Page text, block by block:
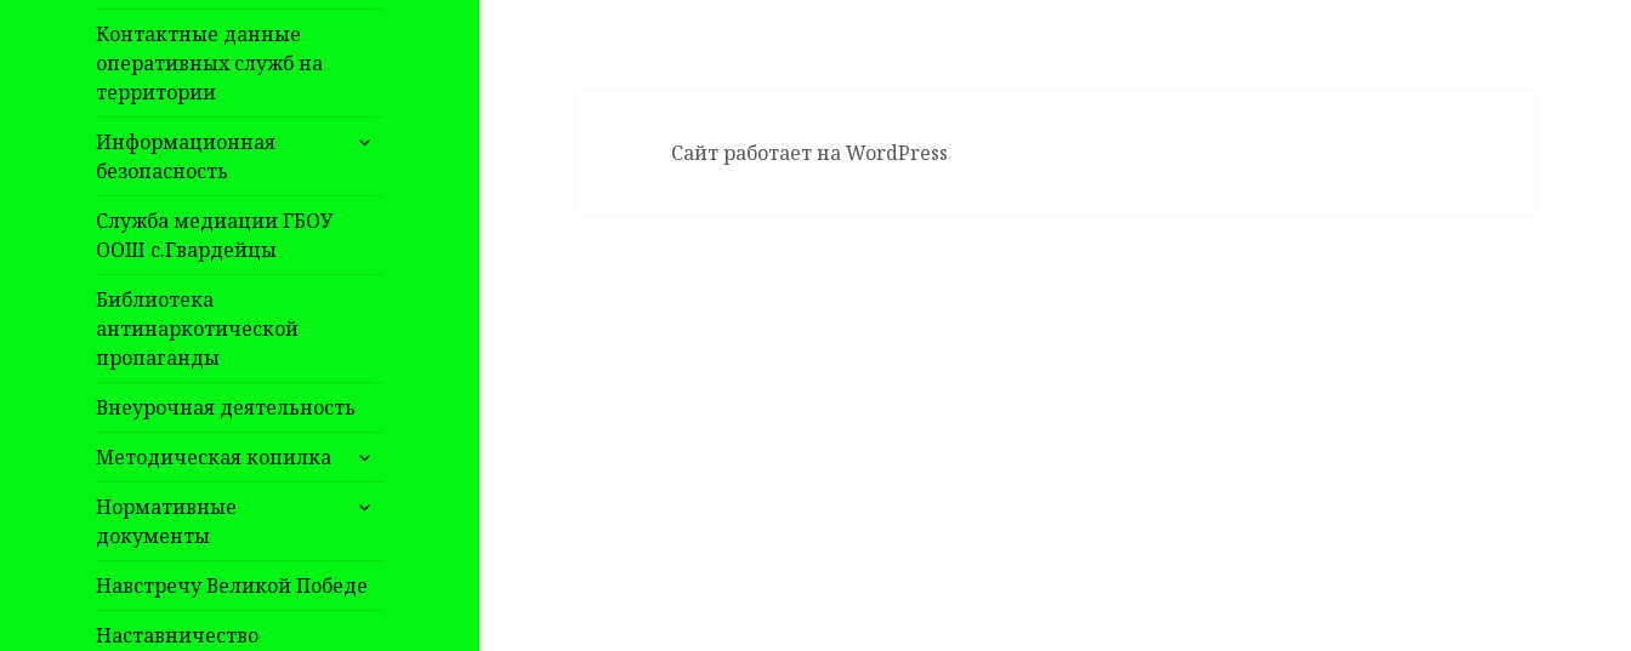
Контактные данные
оперативных служб на
территории
Информационная
безопасность
раскрыть
Служба медиации ГБОУ
ООШ с.Гвардейцы
Библиотека
антинаркотической
пропаганды
Внеурочная деятельность
Методическая копилка
раскрыть
дочернее
меню
Нормативные
документы
раскрыть
Навстречу Великой Победе
Наставничество
Сайт работает на WordPress